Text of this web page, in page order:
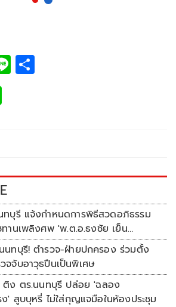
Li
ทบุรี แจ้งกำหนดการพิธีสวดอภิธรรม
ทานเพลิงศพ 'พ.ต.อ.ธงชัย เย็น
'นทบุรี! ตำรวจ-ฝ่ายปกครอง ร่วมตั้ง
จจับอาวุธปืนเป็นพิเศษ
ติง ตร.นนทบุรี ปล่อย 'ฉลอง
ง' สูบบุหรี่ ไม่ใส่กุญแจมือในห้องประชุม